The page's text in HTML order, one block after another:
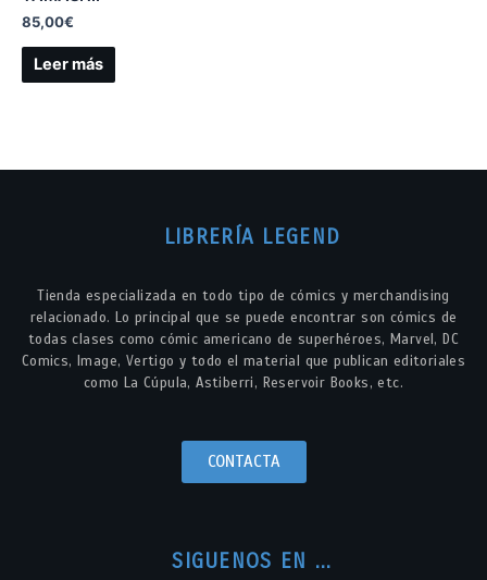
85,00€
Leer más
LIBRERÍA LEGEND
Tienda especializada en todo tipo de cómics y merchandising
relacionado. Lo principal que se puede encontrar son cómics de
todas clases como cómic americano de superhéroes, Marvel, DC
Comics, Image, Vertigo y todo el material que publican editoriales
como La Cúpula, Astiberri, Reservoir Books, etc.
CONTACTA
SIGUENOS EN ...